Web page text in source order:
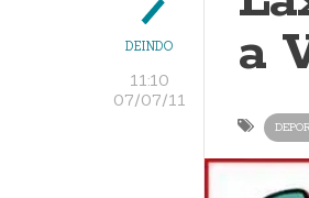
DEINDO
11:10
07/07/11
a